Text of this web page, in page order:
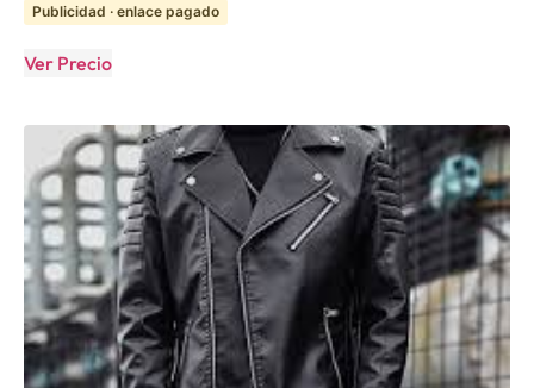
Publicidad · enlace pagado
Ver Precio